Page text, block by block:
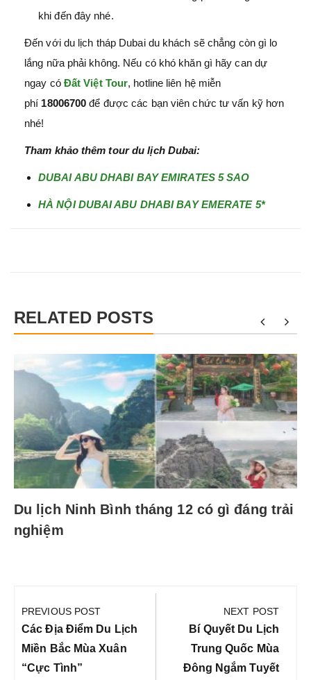
khi đến đây nhé.
Đến với du lịch tháp Dubai du khách sẽ chẳng còn gì lo
lắng nữa phải không. Nếu có khó khăn gì hãy can dự
ngay có Đất Việt Tour, hotline liên hệ miễn
phí 18006700 để được các bạn viên chức tư vấn kỹ hơn
nhé!
Tham khảo thêm tour du lịch Dubai:
DUBAI ABU DHABI BAY EMIRATES 5 SAO
HÀ NỘI DUBAI ABU DHABI BAY EMERATE 5*
RELATED POSTS
Du lịch Ninh Bình tháng 12 có gì đáng trải
nghiệm
hướng
bài
viết
PREVIOUS POST
Previous
Post:
Các Địa Điểm Du Lịch
Miền Bắc Mùa Xuân
“Cực Tình”
NEXT POST
Next
Post:
Bí Quyết Du Lịch
Trung Quốc Mùa
Đông Ngắm Tuyết